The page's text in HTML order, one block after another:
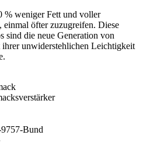
% weniger Fett und voller
einmal öfter zuzugreifen. Diese
sind die neue Generation von
ihrer unwiderstehlichen Leichtigkeit
Bund